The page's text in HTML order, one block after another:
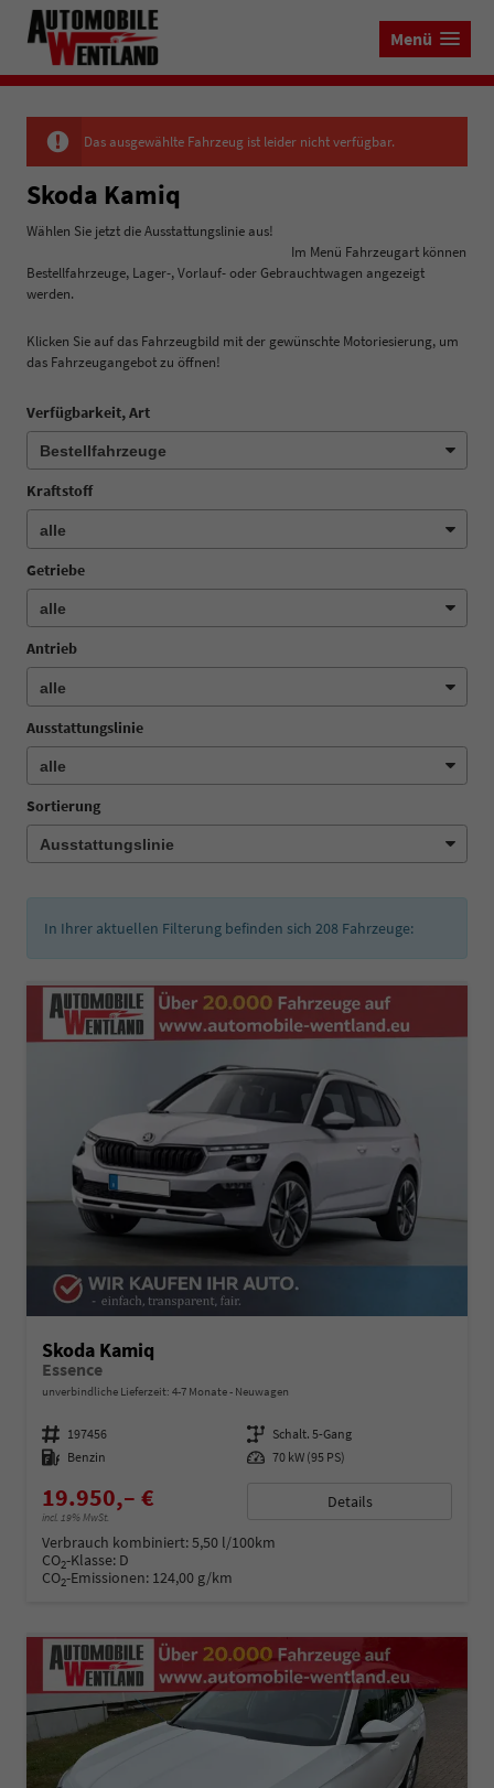
Menü
Das ausgewählte Fahrzeug ist leider nicht verfügbar.
Skoda Kamiq
Wählen Sie jetzt die Ausstattungslinie aus!
Im Menü Fahrzeugart können
Bestellfahrzeuge, Lager-, Vorlauf- oder Gebrauchtwagen angezeigt
werden.
Klicken Sie auf das Fahrzeugbild mit der gewünschte Motoriesierung, um
das Fahrzeugangebot zu öffnen!
Verfügbarkeit, Art
Kraftstoff
Getriebe
Antrieb
Ausstattungslinie
Sortierung
In Ihrer aktuellen Filterung befinden sich 208 Fahrzeuge:
Skoda Kamiq
Essence
unverbindliche Lieferzeit: 4-7 Monate Neuwagen
Fahrzeugnummer 197456 Getriebe Schalt. 5-Gang
Kraftstoff Benzin Leistung 70 kW (95 PS)
19.950,– €
incl. 19% MwSt.
Details
Verbrauch kombiniert:5,50 l/100km
CO2-Klasse: D
CO2-Emissionen: 124,00 g/km